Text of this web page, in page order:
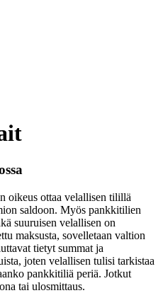
oikeus ottaa velallisen tilillä
saldoon. Myös pankkitilien
suuruisen velallisen on
maksusta, sovelletaan valtion
tietyt summat ja
joten velallisen tulisi tarkistaa
pankkitiliä periä. Jotkut
tai ulosmittaus.